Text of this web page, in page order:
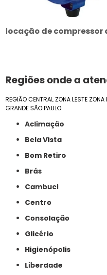
locação de compressor
Regiões onde a
REGIÃO CENTRAL ZONA LESTE ZONA
GRANDE SÃO PAULO
Aclimação
Bela Vista
Bom Retiro
Brás
Cambuci
Centro
Consolação
Glicério
Higienópolis
Liberdade